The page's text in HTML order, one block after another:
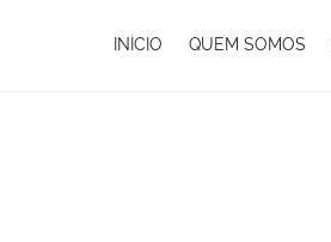
INÍCIO QUEM SOMOS